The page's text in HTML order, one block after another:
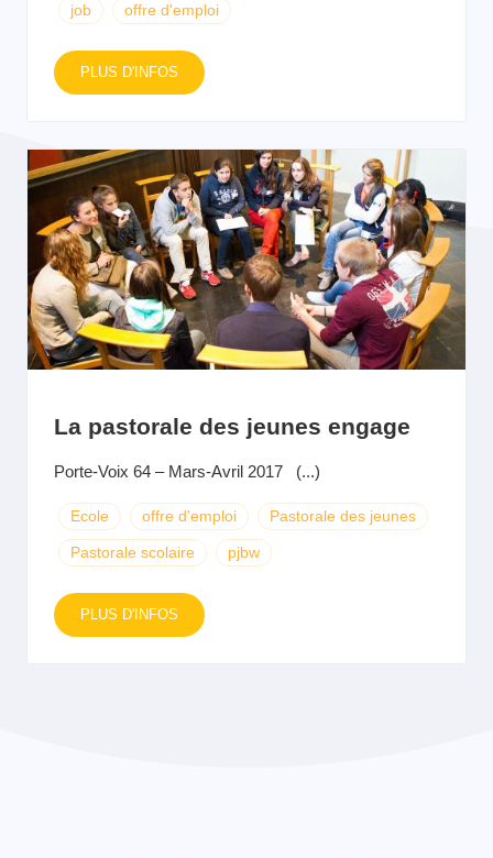
job offre d'emploi
PLUS D'INFOS
La pastorale des jeunes engage
Porte-Voix 64 – Mars-Avril 2017 (...)
Ecole offre d'emploi Pastorale des jeunes
Pastorale scolaire pjbw
PLUS D'INFOS